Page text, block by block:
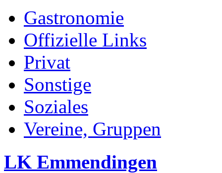
Gastronomie
Offizielle Links
Privat
Sonstige
Soziales
Vereine, Gruppen
LK Emmendingen